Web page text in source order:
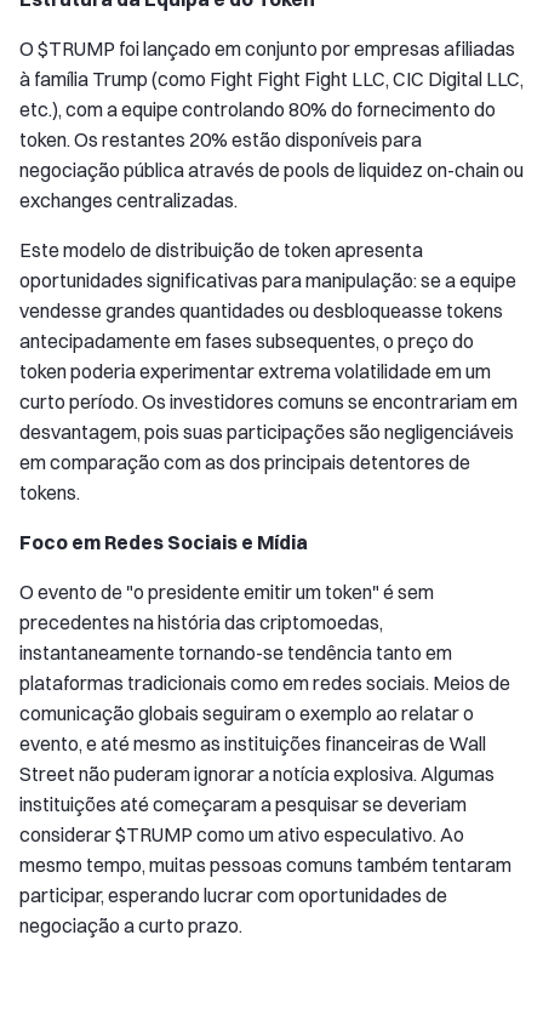
O $TRUMP foi lançado em conjunto por empresas afiliadas
à família Trump (como Fight Fight Fight LLC, CIC Digital LLC,
etc.), com a equipe controlando 80% do fornecimento do
token. Os restantes 20% estão disponíveis para
negociação pública através de pools de liquidez on-chain ou
exchanges centralizadas.
Este modelo de distribuição de token apresenta
oportunidades significativas para manipulação: se a equipe
vendesse grandes quantidades ou desbloqueasse tokens
antecipadamente em fases subsequentes, o preço do
token poderia experimentar extrema volatilidade em um
curto período. Os investidores comuns se encontrariam em
desvantagem, pois suas participações são negligenciáveis
em comparação com as dos principais detentores de
tokens.
Foco em Redes Sociais e Mídia
O evento de "o presidente emitir um token" é sem
precedentes na história das criptomoedas,
instantaneamente tornando-se tendência tanto em
plataformas tradicionais como em redes sociais. Meios de
comunicação globais seguiram o exemplo ao relatar o
evento, e até mesmo as instituições financeiras de Wall
Street não puderam ignorar a notícia explosiva. Algumas
instituições até começaram a pesquisar se deveriam
considerar $TRUMP como um ativo especulativo. Ao
mesmo tempo, muitas pessoas comuns também tentaram
participar, esperando lucrar com oportunidades de
negociação a curto prazo.